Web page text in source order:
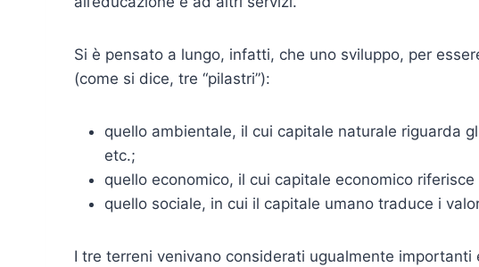
Si è pensato a lungo, infatti, che uno sviluppo, per
(come si dice, tre “pilastri”):
quello ambientale, il cui capitale naturale riguarda
etc.;
quello economico, il cui capitale economico
quello sociale, in cui il capitale umano traduce i
I tre terreni venivano considerati ugualmente